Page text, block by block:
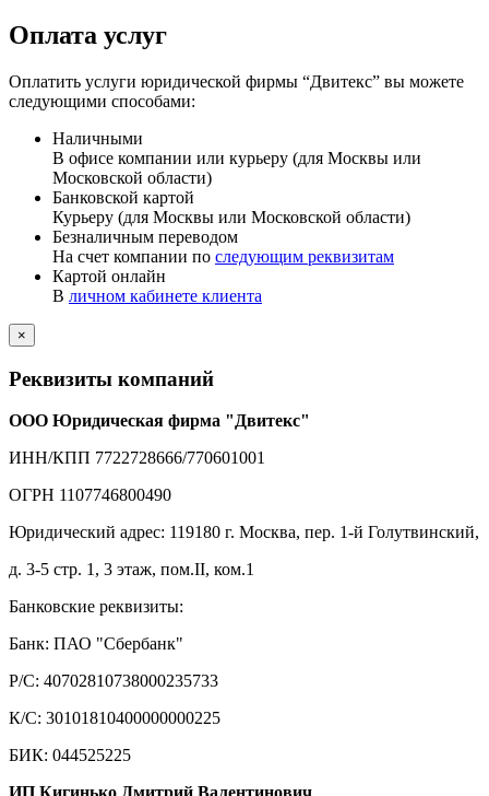
Оплата услуг
Оплатить услуги юридической фирмы “Двитекс” вы можете
следующими способами:
Наличными
В офисе компании или курьеру (для Москвы или
Московской области)
Банковской картой
Курьеру (для Москвы или Московской области)
Безналичным переводом
На счет компании по следующим реквизитам
Картой онлайн
В личном кабинете клиента
×
Реквизиты компаний
ООО Юридическая фирма "Двитекс"
ИНН/КПП 7722728666/770601001
ОГРН 1107746800490
Юридический адрес: 119180 г. Москва, пер. 1-й Голутвинский,
д. 3-5 стр. 1, 3 этаж, пом.II, ком.1
Банковские реквизиты:
Банк: ПАО "Сбербанк"
Р/С: 40702810738000235733
К/С: 30101810400000000225
БИК: 044525225